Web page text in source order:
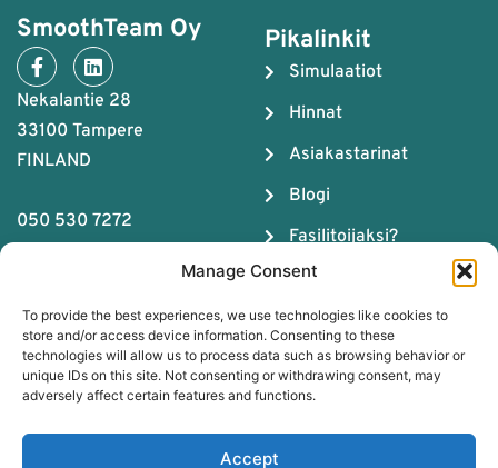
Manage Consent
To provide the best experiences, we use technologies like cookies to
store and/or access device information. Consenting to these
technologies will allow us to process data such as browsing behavior or
unique IDs on this site. Not consenting or withdrawing consent, may
adversely affect certain features and functions.
Accept
SmoothTeam Oy
Nekalantie 28
33100 Tampere
FINLAND
050 530 7272
Pikalinkit
Simulaatiot
Hinnat
Asiakastarinat
Blogi
Fasilitoijaksi?
Meistä
Tiimityön ABC
Lataa Tiimikemian
opas
Varaa maksuton